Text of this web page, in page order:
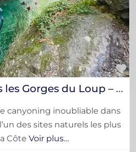
Canyoning dans les Gorges du Loup – Aventure nature sur la Côte d’Azur
canyoning inoubliable dans
des sites naturels les plus
Côte Voir plus…